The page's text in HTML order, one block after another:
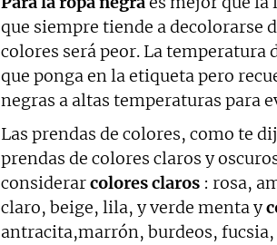
que siempre tiende a decolorarse
colores será peor. La temperatura
que ponga en la etiqueta pero
negras a altas temperaturas para
Las prendas de colores, como te
prendas de colores claros y
considerarcolores claros : rosa,
claro, beige, lila, y verde menta y
antracita,marrón, burdeos,